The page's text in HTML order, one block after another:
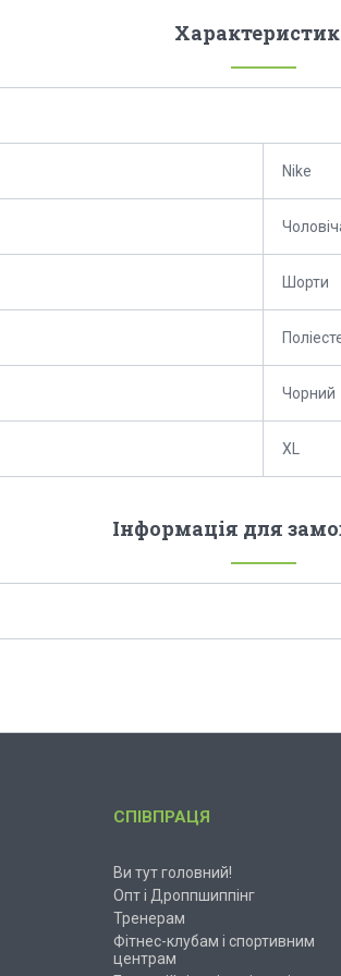
Nike
Шорти
Чорний
XL
Інформація для
СПІВПРАЦЯ
Ви тут головний!
Опт і Дроппшиппінг
Тренерам
Фітнес-клубам і спортивним
центрам